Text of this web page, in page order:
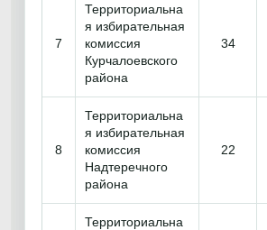
7
Территориальна
я избирательная
комиссия
Курчалоевского
района
34
8
Территориальна
я избирательная
комиссия
Надтеречного
района
22
Территориальна